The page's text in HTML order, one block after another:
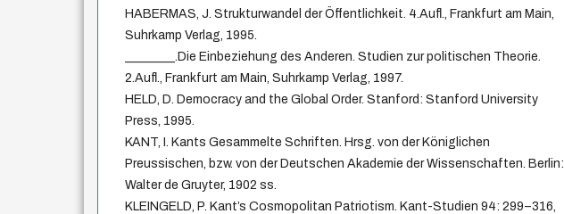
HABERMAS, J. Strukturwandel der Öffentlichkeit. 4.Aufl., Frankfurt am Main,
Suhrkamp Verlag, 1995.
________.Die Einbeziehung des Anderen. Studien zur politischen Theorie.
2.Aufl., Frankfurt am Main, Suhrkamp Verlag, 1997.
HELD, D. Democracy and the Global Order. Stanford: Stanford University
Press, 1995.
KANT, I. Kants Gesammelte Schriften. Hrsg. von der Königlichen
Preussischen, bzw. von der Deutschen Akademie der Wissenschaften. Berlin:
Walter de Gruyter, 1902 ss.
KLEINGELD, P. Kant’s Cosmopolitan Patriotism. Kant-Studien 94: 299–316,